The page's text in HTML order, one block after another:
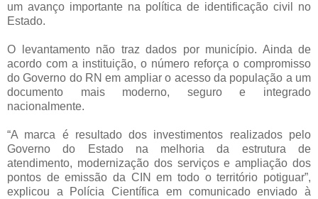
um avanço importante na política de identificação civil no
Estado.
O levantamento não traz dados por município. Ainda de
acordo com a instituição, o número reforça o compromisso
do Governo do RN em ampliar o acesso da população a um
documento mais moderno, seguro e integrado
nacionalmente.
“A marca é resultado dos investimentos realizados pelo
Governo do Estado na melhoria da estrutura de
atendimento, modernização dos serviços e ampliação dos
pontos de emissão da CIN em todo o território potiguar”,
explicou a Polícia Científica em comunicado enviado à